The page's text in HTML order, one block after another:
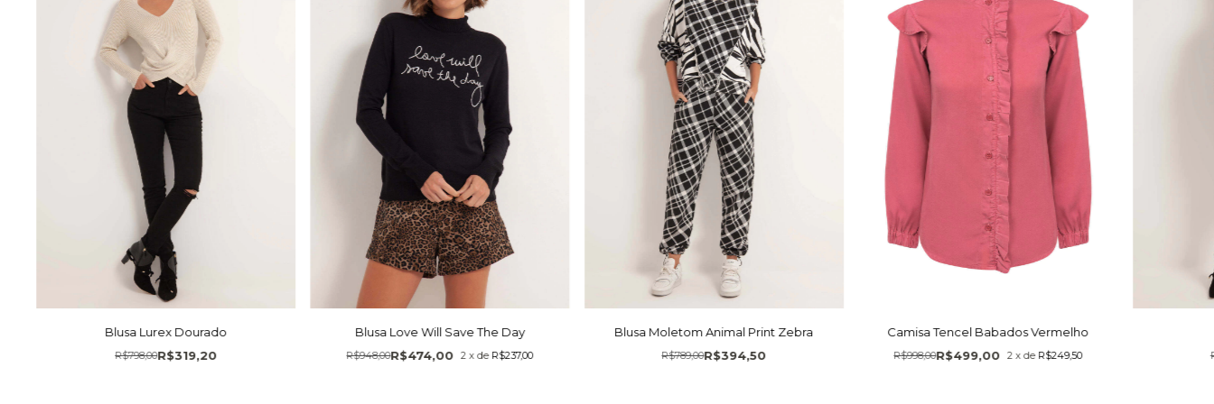
Blusa Lurex Dourado
R$319,20
R$798,00
Blusa Love Will Save The Day
R$474,00
R$948,00 2 xde R$237,00
Blusa Moletom Animal Print Zebra
R$394,50
R$789,00
Camisa Tencel Babados Vermelho
R$499,00
R$998,00 2 xde R$249,50